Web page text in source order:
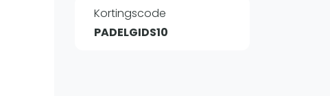
Kortingscode
PADELGIDS10